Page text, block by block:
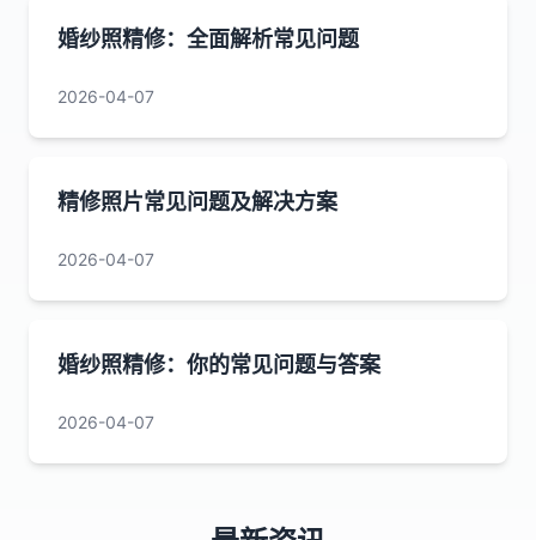
婚纱照精修：全面解析常见问题
2026-04-07
精修照片常见问题及解决方案
2026-04-07
婚纱照精修：你的常见问题与答案
2026-04-07